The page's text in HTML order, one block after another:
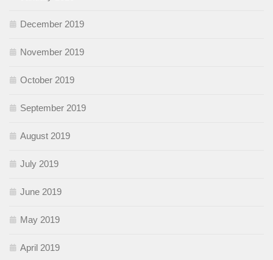
December 2019
November 2019
October 2019
September 2019
August 2019
July 2019
June 2019
May 2019
April 2019